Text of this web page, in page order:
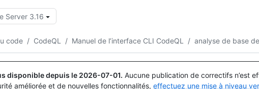
Server 3.16
code / CodeQL / Manuel de l’interface CLI CodeQL / analyse de base
disponible depuis le 2026-07-01. Aucune publication de correctifs n’est
améliorée et de nouvelles fonctionnalités, effectuez une mise à niveau